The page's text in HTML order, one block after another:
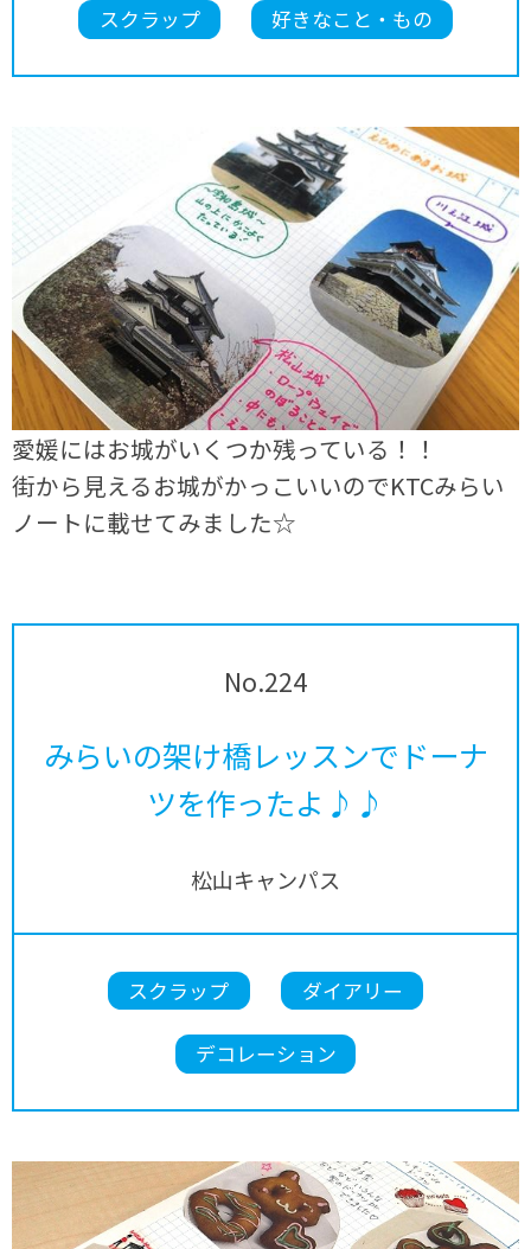
スクラップ 好きなこと・もの
愛媛にはお城がいくつか残っている！！
街から見えるお城がかっこいいのでKTCみらい
ノートに載せてみました☆
No.224
みらいの架け橋レッスンでドーナ
ツを作ったよ♪♪
松山キャンパス
スクラップ ダイアリー
デコレーション